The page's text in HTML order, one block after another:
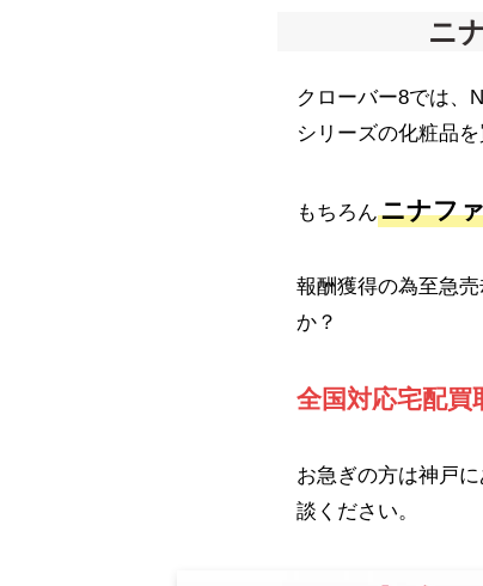
ニ
クローバー8では、
シリーズの化粧品
もちろんニナフ
報酬獲得の為至急
か？
全国対応宅配買
お急ぎの方は神戸
談ください。